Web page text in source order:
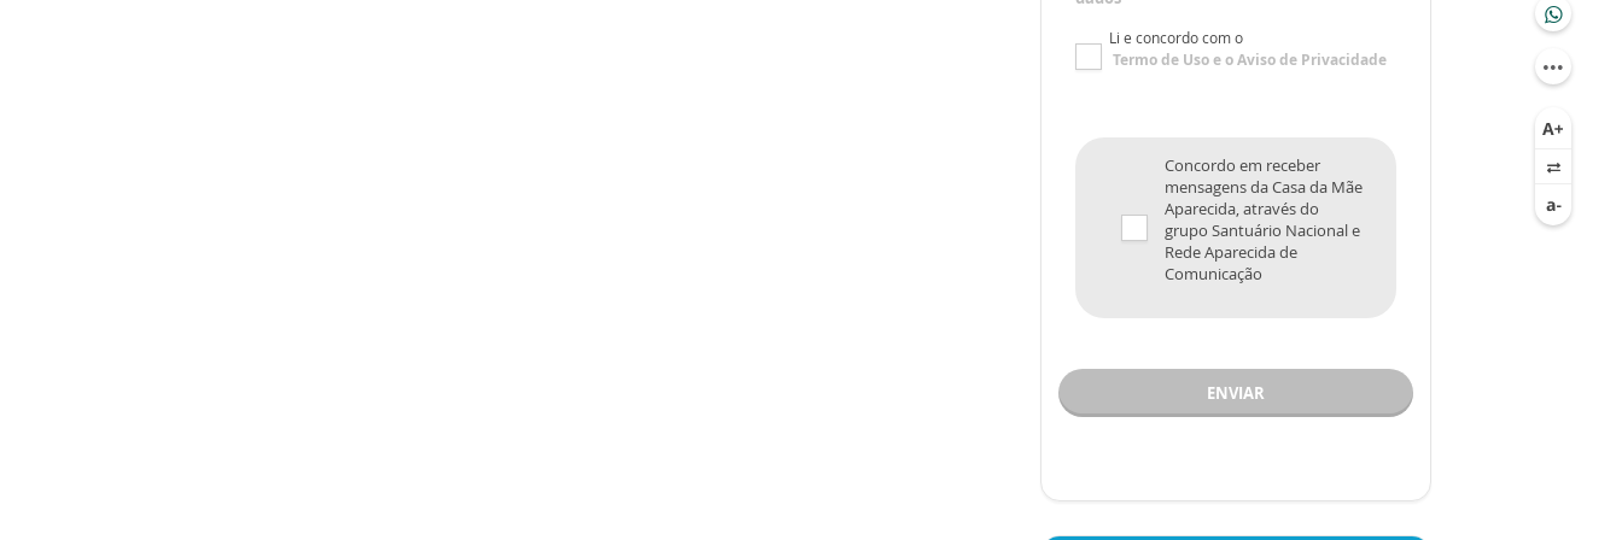
Li e concordo com o
Termo de Usoe oAviso de Privacidade
Concordo em receber
mensagens da Casa da Mãe
Aparecida, através do
grupo Santuário Nacional e
Rede Aparecida de
Comunicação
ENVIAR